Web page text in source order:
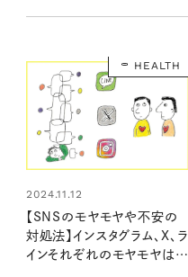
を探ろう！
HEALTH
2024.11.12
【SNSのモヤモヤや不安の
対処法】インスタグラム、X、ラ
インそれぞれのモヤモヤはこ